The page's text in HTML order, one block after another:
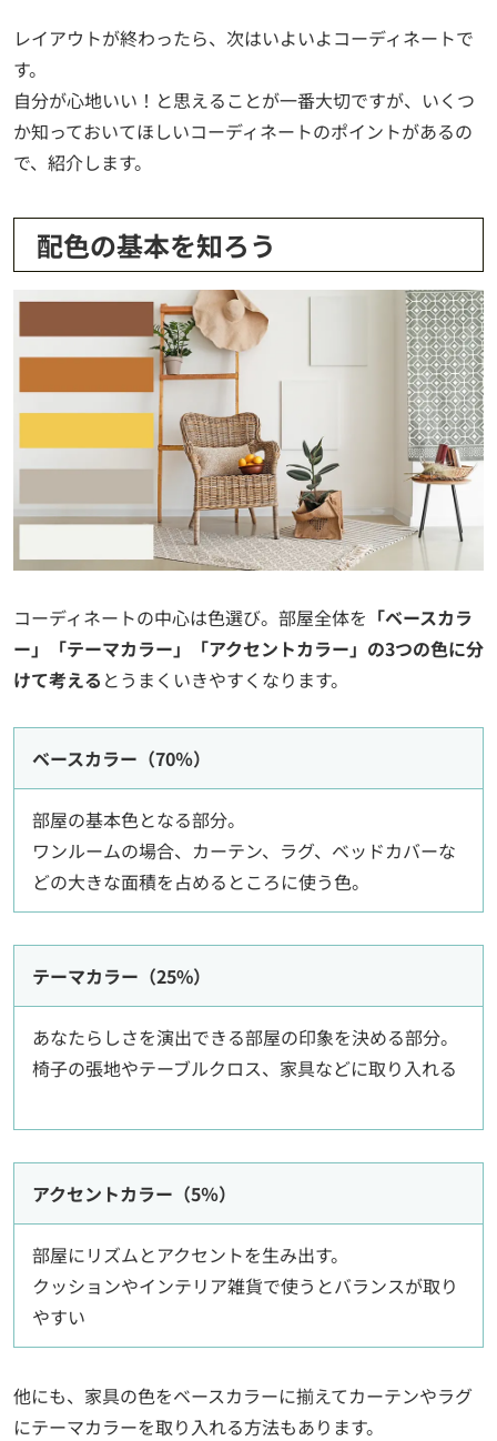
レイアウトが終わったら、次はいよいよコーディネートで
す。
自分が心地いい！と思えることが一番大切ですが、いくつ
か知っておいてほしいコーディネートのポイントがあるの
で、紹介します。
配色の基本を知ろう
コーディネートの中心は色選び。部屋全体を 「ベースカラ
ー」「テーマカラー」「アクセントカラー」の3つの色に分
けて考える とうまくいきやすくなります。
ベースカラー（70％）
部屋の基本色となる部分。
ワンルームの場合、カーテン、ラグ、ベッドカバーな
どの大きな面積を占めるところに使う色。
テーマカラー（25%）
あなたらしさを演出できる部屋の印象を決める部分。
椅子の張地やテーブルクロス、家具などに取り入れる
アクセントカラー（5％）
部屋にリズムとアクセントを生み出す。
クッションやインテリア雑貨で使うとバランスが取り
やすい
他にも、家具の色をベースカラーに揃えてカーテンやラグ
にテーマカラーを取り入れる方法もあります。